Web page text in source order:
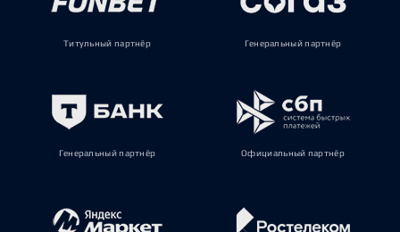
Титульный партнёр Генеральный партнёр
Генеральный партнёр Официальный партнёр